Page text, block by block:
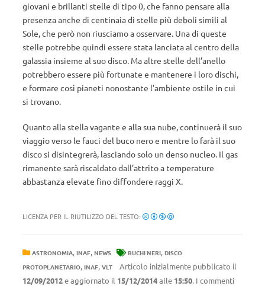
giovani e brillanti stelle di tipo 0, che fanno pensare alla
presenza anche di centinaia di stelle più deboli simili al
Sole, che però non riusciamo a osservare. Una di queste
stelle potrebbe quindi essere stata lanciata al centro della
galassia insieme al suo disco. Ma altre stelle dell’anello
potrebbero essere più fortunate e mantenere i loro dischi,
e formare così pianeti nonostante l’ambiente ostile in cui
si trovano.
Quanto alla stella vagante e alla sua nube, continuerà il suo
viaggio verso le fauci del buco nero e mentre lo farà il suo
disco si disintegrerà, lasciando solo un denso nucleo. Il gas
rimanente sarà riscaldato dall’attrito a temperature
abbastanza elevate fino diffondere raggi X.
LICENZA PER IL RIUTILIZZO DEL TESTO:
ASTRONOMIA, INAF, NEWS BUCHI NERI, DISCO
PROTOPLANETARIO, INAF, VLT
Articolo inizialmente pubblicato il
12/09/2012e aggiornato il 15/12/2014alle 15:50. I commenti